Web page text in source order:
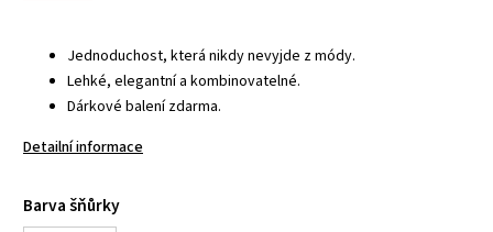
Jednoduchost, která nikdy nevyjde z módy.
Lehké, elegantní a kombinovatelné.
Dárkové balení zdarma.
Detailní informace
Barva šňůrky